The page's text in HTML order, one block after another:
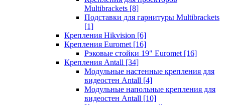
Multibrackets [8]
Подставки для гарнитуры Multibrackets
[1]
Крепления Hikvision [6]
Крепления Euromet [16]
Рэковые стойки 19" Euromet [16]
Крепления Antall [34]
Модульные настенные крепления для
видеостен Antall [4]
Модульные напольные крепления для
видеостен Antall [10]